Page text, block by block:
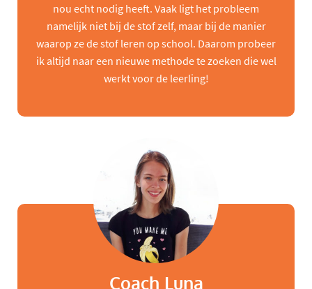
nou echt nodig heeft. Vaak ligt het probleem
namelijk niet bij de stof zelf, maar bij de manier
waarop ze de stof leren op school. Daarom probeer
ik altijd naar een nieuwe methode te zoeken die wel
werkt voor de leerling!
Coach Luna